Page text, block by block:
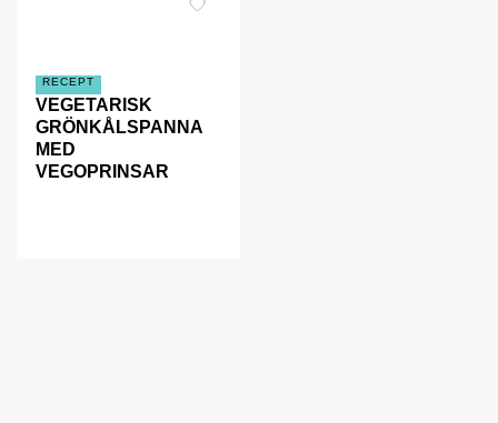
RECEPT
VEGETARISK
GRÖNKÅLSPANNA
MED
VEGOPRINSAR